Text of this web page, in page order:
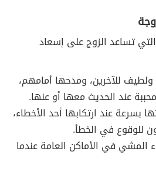
تساعد الزوج على إسعاد
للآخرين، ومدحها أمامهم،
عند الحديث معها أو عنها.
بسرعة عند ارتكابها أحد الأخطاء،
للوقوع في الخطأ.
المشي في الأماكن العامة عندما